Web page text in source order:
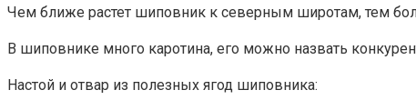
Чем ближе растет шиповник к северным широтам, тем
В шиповнике много каротина, его можно назвать
Настой и отвар из полезных ягод шиповника: